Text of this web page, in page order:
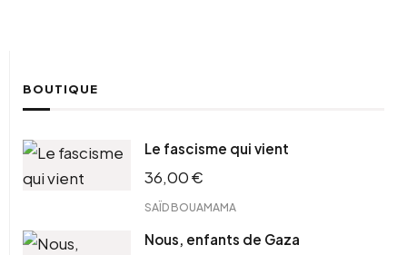
BOUTIQUE
Le fascisme qui vient
36,00€
SAÏD BOUAMAMA
Nous, enfants de Gaza